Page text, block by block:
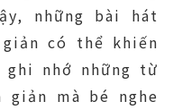
những bài hát
có thể khiến
nhớ những từ
giản mà bé nghe